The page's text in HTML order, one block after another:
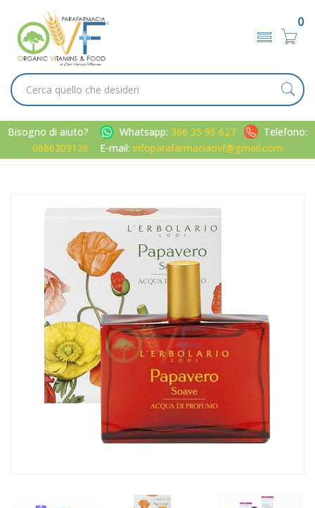
0
Bisogno di aiuto? Whatsapp: 366 35 95 627
Telefono:
0686209126
E-mail: infoparafarmaciaovf@gmail.com
Acqua Profumata 50ml